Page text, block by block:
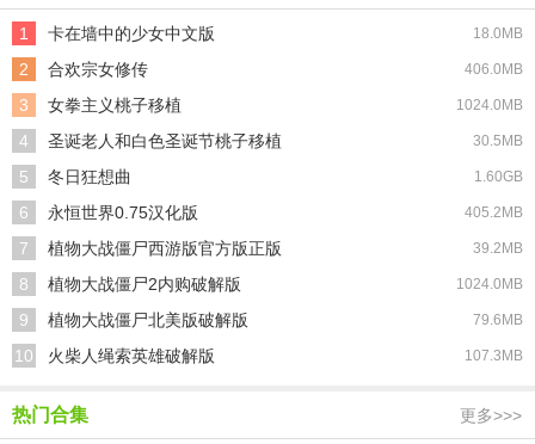
1 卡在墙中的少女中文版 18.0MB
2 合欢宗女修传 406.0MB
3 女拳主义桃子移植 1024.0MB
4 圣诞老人和白色圣诞节桃子移植 30.5MB
5 冬日狂想曲 1.60GB
6 永恒世界0.75汉化版 405.2MB
7 植物大战僵尸西游版官方版正版 39.2MB
8 植物大战僵尸2内购破解版 1024.0MB
9 植物大战僵尸北美版破解版 79.6MB
10 火柴人绳索英雄破解版 107.3MB
热门合集 更多>>>